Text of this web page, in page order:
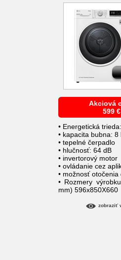
Akciová
599 €
• Energetická
• kapacita bubna: 8
• tepelné čerpadlo
• hlučnosť: 64 dB
• invertorový motor
• ovládanie cez
• možnosť otočenia
• Rozmery
mm) 596x850X660
zobraziť